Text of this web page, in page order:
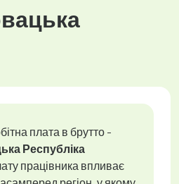
плата в брутто -
Республіка
працівника впливає